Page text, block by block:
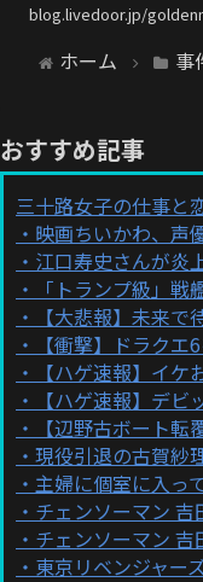
blog.livedoor.jp/
ホーム 事
おすすめ記事
三十路女子の仕事と
映画ちいかわ、声
江口寿史さんが炎
「トランプ級」
【大悲報】未来
【衝撃】ドラク
【ハゲ速報】イ
【ハゲ速報】デ
【辺野古ボート
現役引退の古賀紗
主婦に個室に入っ
チェンソーマン 吉
チェンソーマン 吉
東京リベンジャー